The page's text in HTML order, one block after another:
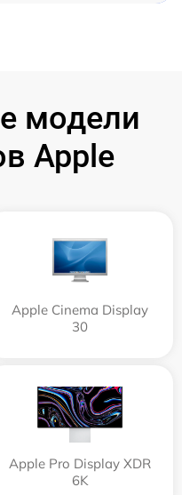
модели
Apple
Apple Cinema Display
30
Apple Pro Display XDR
6K